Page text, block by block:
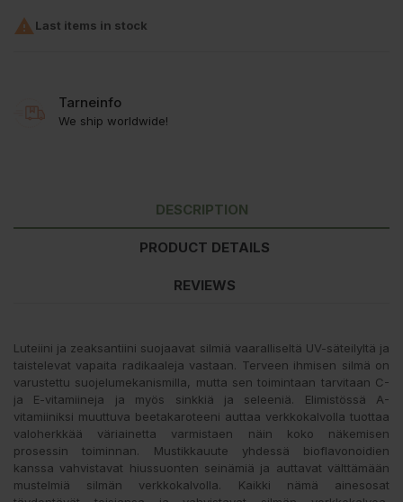
 Last items in stock
Tarneinfo
We ship worldwide!
DESCRIPTION
PRODUCT DETAILS
REVIEWS
Luteiini ja zeaksantiini suojaavat silmiä vaaralliseltä UV-säteilyltä ja
taistelevat vapaita radikaaleja vastaan. Terveen ihmisen silmä on
varustettu suojelumekanismilla, mutta sen toimintaan tarvitaan C-
ja E-vitamiineja ja myös sinkkiä ja seleeniä. Elimistössä A-
vitamiiniksi muuttuva beetakaroteeni auttaa verkkokalvolla tuottaa
valoherkkää väriainetta varmistaen näin koko näkemisen
prosessin toiminnan. Mustikkauute yhdessä bioflavonoidien
kanssa vahvistavat hiussuonten seinämiä ja auttavat välttämään
mustelmiä silmän verkkokalvolla. Kaikki nämä ainesosat